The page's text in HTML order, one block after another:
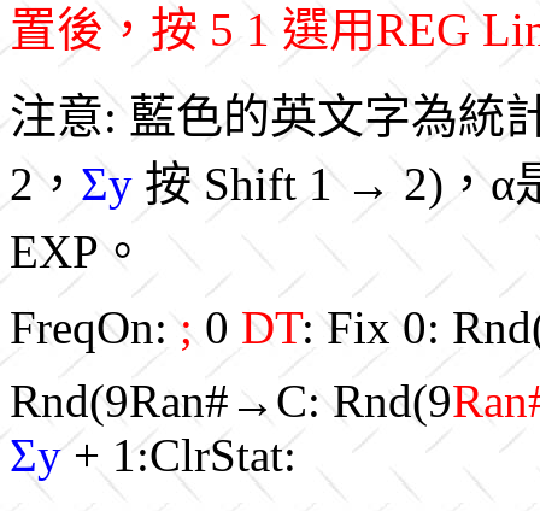
置後，按 5 1 選用REG
注意: 藍色的英文字為統
2， Σy 按 Shift 1 → 2)，
EXP。
FreqOn:; 0 DT: Fix 0:
Rnd(9Ran#→C: Rnd(9
Σy+ 1:ClrStat: